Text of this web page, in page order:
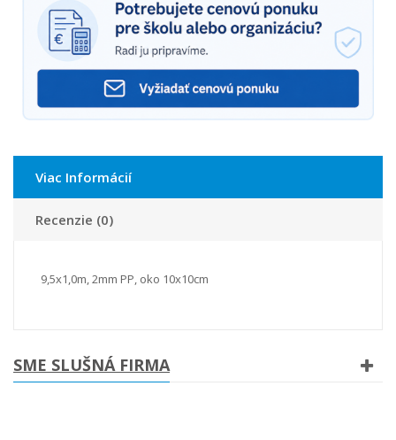
Viac Informácií
Recenzie (0)
9,5x1,0m, 2mm PP, oko 10x10cm
SME SLUŠNÁ FIRMA